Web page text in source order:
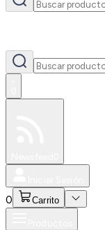
0 Carrito